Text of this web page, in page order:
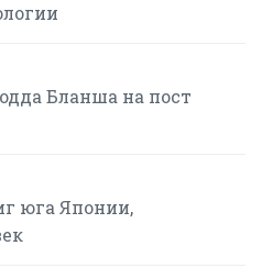
Бланша на пост
юга Японии,